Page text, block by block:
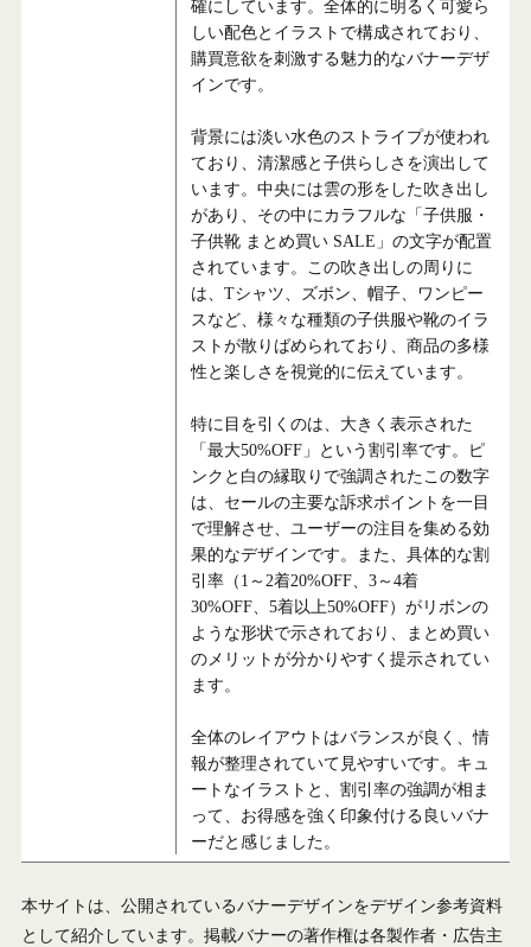
確にしています。全体的に明るく可愛ら
しい配色とイラストで構成されており、
購買意欲を刺激する魅力的なバナーデザ
インです。
背景には淡い水色のストライプが使われ
ており、清潔感と子供らしさを演出して
います。中央には雲の形をした吹き出し
があり、その中にカラフルな「子供服・
子供靴 まとめ買い SALE」の文字が配置
されています。この吹き出しの周りに
は、Tシャツ、ズボン、帽子、ワンピー
スなど、様々な種類の子供服や靴のイラ
ストが散りばめられており、商品の多様
性と楽しさを視覚的に伝えています。
特に目を引くのは、大きく表示された
「最大50%OFF」という割引率です。ピ
ンクと白の縁取りで強調されたこの数字
は、セールの主要な訴求ポイントを一目
で理解させ、ユーザーの注目を集める効
果的なデザインです。また、具体的な割
引率（1～2着20%OFF、3～4着
30%OFF、5着以上50%OFF）がリボンの
ような形状で示されており、まとめ買い
のメリットが分かりやすく提示されてい
ます。
全体のレイアウトはバランスが良く、情
報が整理されていて見やすいです。キュ
ートなイラストと、割引率の強調が相ま
って、お得感を強く印象付ける良いバナ
ーだと感じました。
本サイトは、公開されているバナーデザインをデザイン参考資料
として紹介しています。掲載バナーの著作権は各製作者・広告主